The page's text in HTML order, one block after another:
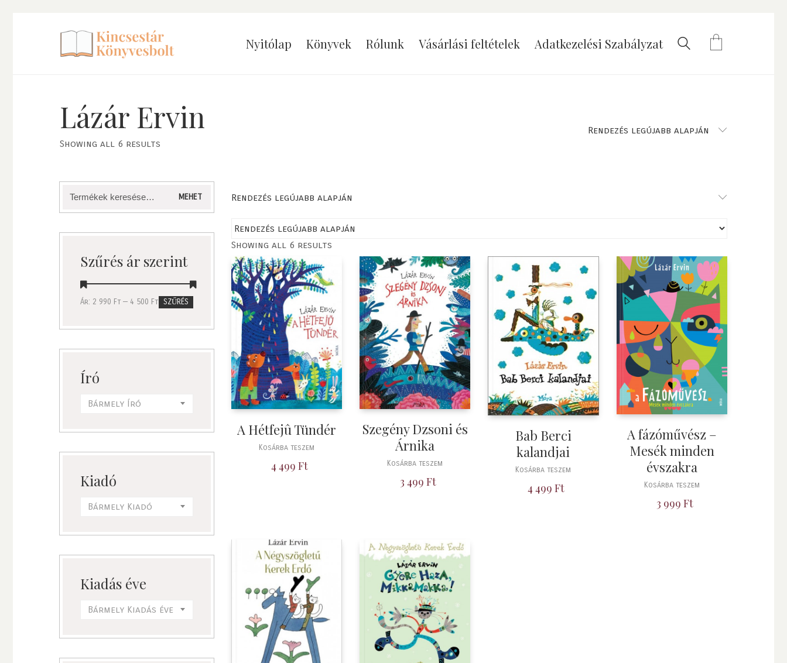
Nyitólap Könyvek Rólunk Vásárlási feltételek Adatkezelési Szabályzat
Lázár Ervin
Showing all 6 results
Rendezés legújabb alapján
Rendezés legújabb alapján
Showing all 6 results
A Hétfejû Tündér
Kosárba teszem
4 499 Ft
Szegény Dzsoni és
Árnika
Kosárba teszem
3 499 Ft
Bab Berci
kalandjai
Kosárba teszem
4 499Ft
A fázóművész –
Mesék minden
évszakra
Kosárba teszem
3 999 Ft
Keresés
következőre:
MEHET
Szűrés ár szerint
SZŰRÉS
Ár: 2 990 Ft — 4 500 Ft
Író
Bármely Író
Kiadó
Bármely Kiadó
Kiadás éve
Bármely Kiadás éve